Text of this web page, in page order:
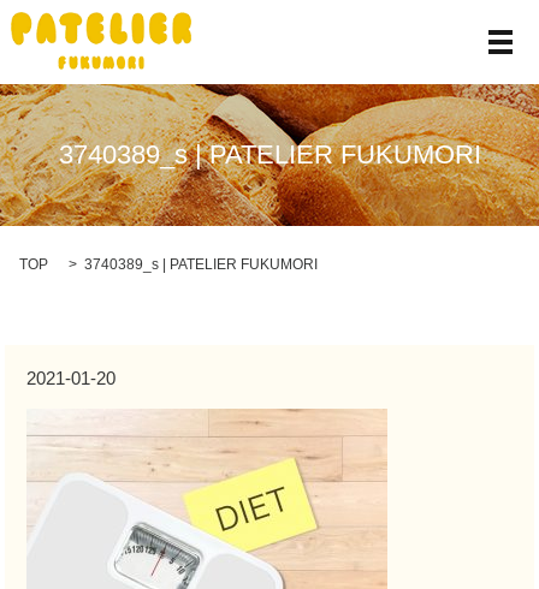
メ
3740389_s | PATELIER FUKUMORI
TOP 3740389_s | PATELIER FUKUMORI
2021-01-20